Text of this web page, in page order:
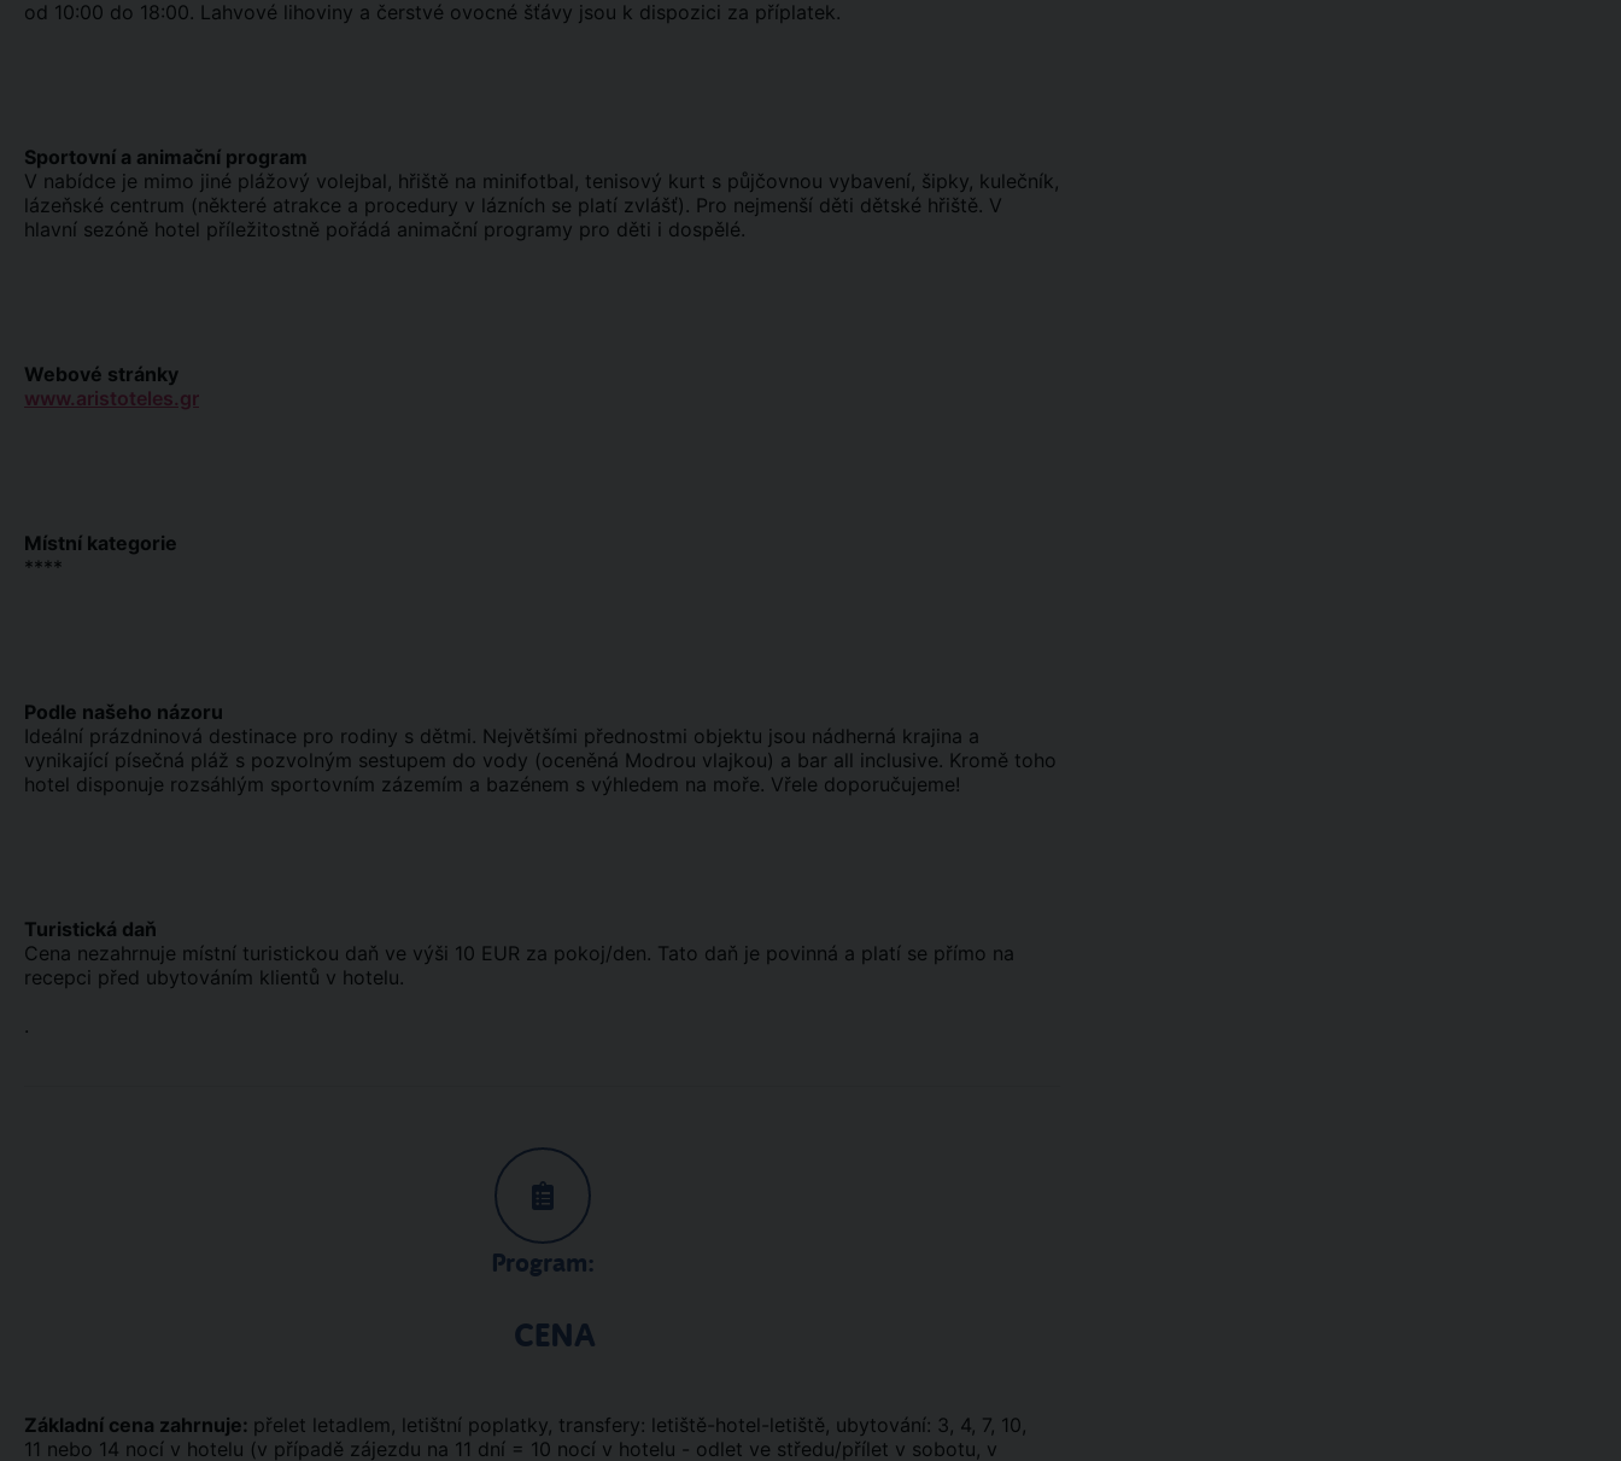
od 10:00 do 18:00. Lahvové lihoviny a čerstvé ovocné šťávy jsou k dispozici za příplatek.
Sportovní a animační program
V nabídce je mimo jiné plážový volejbal, hřiště na minifotbal, tenisový kurt s půjčovnou vybavení, šipky, kulečník,
lázeňské centrum (některé atrakce a procedury v lázních se platí zvlášť). Pro nejmenší děti dětské hřiště. V
hlavní sezóně hotel příležitostně pořádá animační programy pro děti i dospělé.
Webové stránky
www.aristoteles.gr
Místní kategorie
****
Podle našeho názoru
Ideální prázdninová destinace pro rodiny s dětmi. Největšími přednostmi objektu jsou nádherná krajina a
vynikající písečná pláž s pozvolným sestupem do vody (oceněná Modrou vlajkou) a bar all inclusive. Kromě toho
hotel disponuje rozsáhlým sportovním zázemím a bazénem s výhledem na moře. Vřele doporučujeme!
Turistická daň
Cena nezahrnuje místní turistickou daň ve výši 10 EUR za pokoj/den. Tato daň je povinná a platí se přímo na
recepci před ubytováním klientů v hotelu.
.
Program:
CENA
Základní cena zahrnuje: přelet letadlem, letištní poplatky, transfery: letiště-hotel-letiště, ubytování: 3, 4, 7, 10,
11 nebo 14 nocí v hotelu (v případě zájezdu na 11 dní = 10 nocí v hotelu - odlet ve středu/přílet v sobotu, v